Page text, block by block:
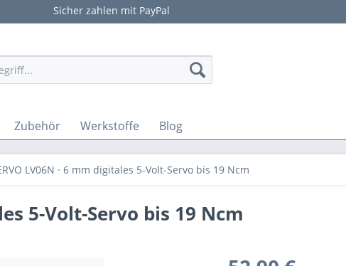
Sicher zahlen mit PayPal
Zubehör Werkstoffe Blog
LV06N · 6 mm digitales 5-Volt-Servo bis 19 Ncm
5-Volt-Servo bis 19 Ncm